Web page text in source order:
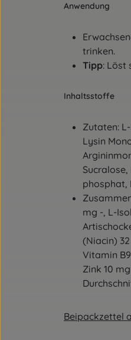
Anwendung
trinken.
Tipp: Löst
Inhaltsstoffe
Zutaten:
Lysin
phosphat,
mg -, L-
(Niacin)
Vitamin
Zink 10
Beipackzettel